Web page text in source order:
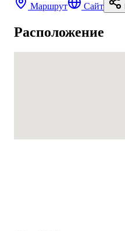
Маршрут Сайт
Расположение